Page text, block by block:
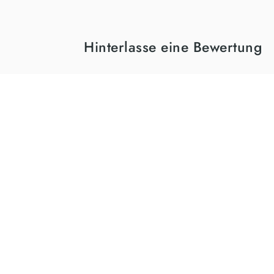
Hinterlasse eine Bewertung